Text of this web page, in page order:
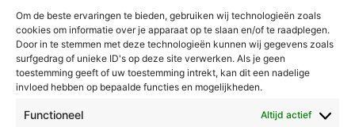
Om de beste ervaringen te bieden, gebruiken wij technologieën zoals
cookies om informatie over je apparaat op te slaan en/of te raadplegen.
Door in te stemmen met deze technologieën kunnen wij gegevens zoals
surfgedrag of unieke ID's op deze site verwerken. Als je geen
toestemming geeft of uw toestemming intrekt, kan dit een nadelige
invloed hebben op bepaalde functies en mogelijkheden.
Functioneel Altijd actief
Leudal
Maasgouw
Echt-Susteren